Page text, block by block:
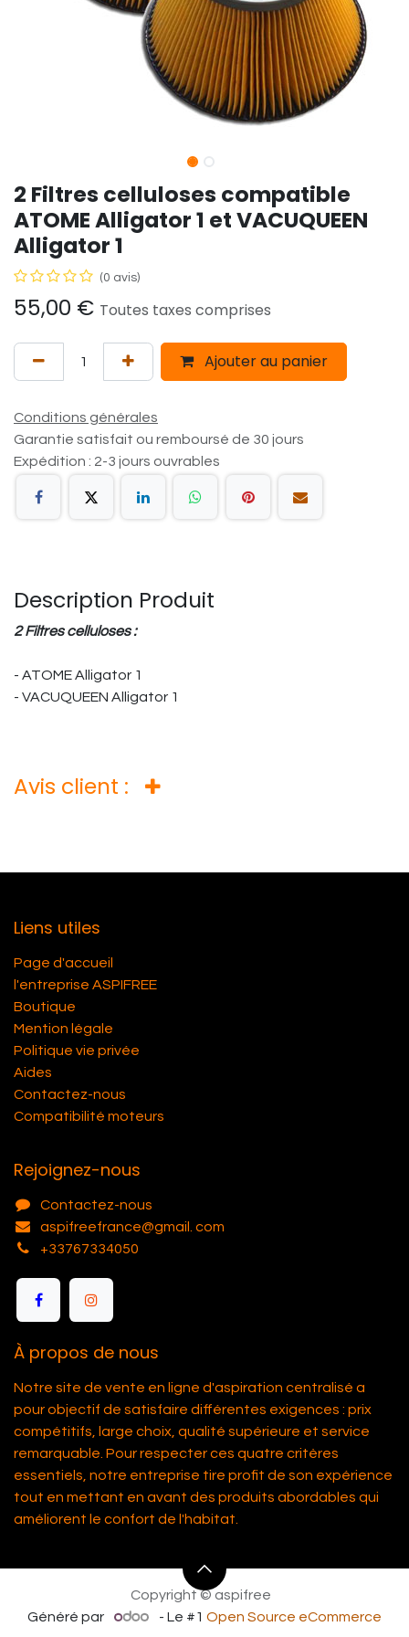
2 Filtres celluloses compatible
ATOME Alligator 1 et VACUQUEEN
Alligator 1
(0 avis)
55,00 € Toutes taxes comprises
Ajouter au panier
Conditions générales
Garantie satisfait ou remboursé de 30 jours
Expédition : 2-3 jours ouvrables
Description Produit
2 Filtres celluloses :
- ATOME Alligator 1
- VACUQUEEN Alligator 1
Avis client :
Liens utiles
Page d'accueil
l'entreprise ASPIFREE
Boutique
Mention légale
Politique vie privée
Aides
Contactez-nous
Compatibilité moteurs
Rejoignez-nous
Contactez-nous
aspifreefrance@gmail. com
+33767334050
À propos de nous
Notre site de vente en ligne d'aspiration centralisé a
pour objectif de satisfaire différentes exigences : prix
compétitifs, large choix, qualité supérieure et service
remarquable. Pour respecter ces quatre critères
essentiels, notre entreprise tire profit de son expérience
tout en mettant en avant des produits abordables qui
améliorent le confort de l'habitat.
Copyright © aspifree
Généré par
- Le #1Open Source eCommerce